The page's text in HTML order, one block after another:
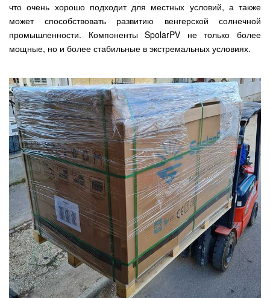
что очень хорошо подходит для местных условий, а также
может способствовать развитию венгерской солнечной
промышленности. Компоненты SpolarPV не только более
мощные, но и более стабильные в экстремальных условиях.